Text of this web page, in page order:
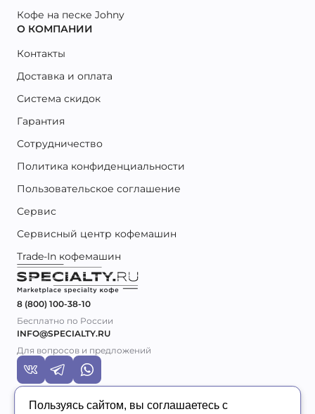
Пользуясь сайтом, вы соглашаетесь с
Кофе на песке Johny
О КОМПАНИИ
Контакты
Доставка и оплата
Система скидок
Гарантия
Сотрудничество
Политика конфиденциальности
Пользовательское соглашение
Сервис
Сервисный центр кофемашин
Trade-In кофемашин
8 (800) 100-38-10
Бесплатно по России
INFO@SPECIALTY.RU
Для вопросов и предложений